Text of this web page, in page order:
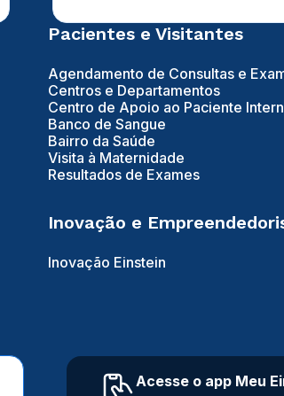
Pacientes e Visitantes
Agendamento de Consultas e
Centros e Departamentos
Centro de Apoio ao Paciente
Banco de Sangue
Bairro da Saúde
Visita à Maternidade
Resultados de Exames
Inovação e
Inovação Einstein
Acesse o app Meu